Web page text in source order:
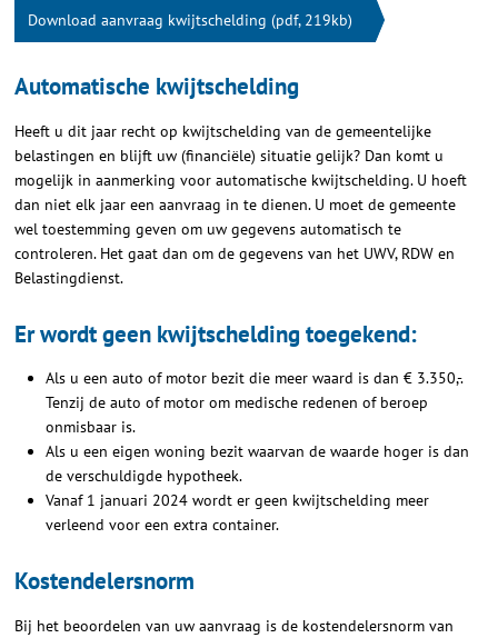
Download aanvraag kwijtschelding (pdf, 219kb)
Automatische kwijtschelding
Heeft u dit jaar recht op kwijtschelding van de gemeentelijke
belastingen en blijft uw (financiële) situatie gelijk? Dan komt u
mogelijk in aanmerking voor automatische kwijtschelding. U hoeft
dan niet elk jaar een aanvraag in te dienen. U moet de gemeente
wel toestemming geven om uw gegevens automatisch te
controleren. Het gaat dan om de gegevens van het UWV, RDW en
Belastingdienst.
Er wordt geen kwijtschelding toegekend:
Als u een auto of motor bezit die meer waard is dan € 3.350,-.
Tenzij de auto of motor om medische redenen of beroep
onmisbaar is.
Als u een eigen woning bezit waarvan de waarde hoger is dan
de verschuldigde hypotheek.
Vanaf 1 januari 2024 wordt er geen kwijtschelding meer
verleend voor een extra container.
Kostendelersnorm
Bij het beoordelen van uw aanvraag is de kostendelersnorm van